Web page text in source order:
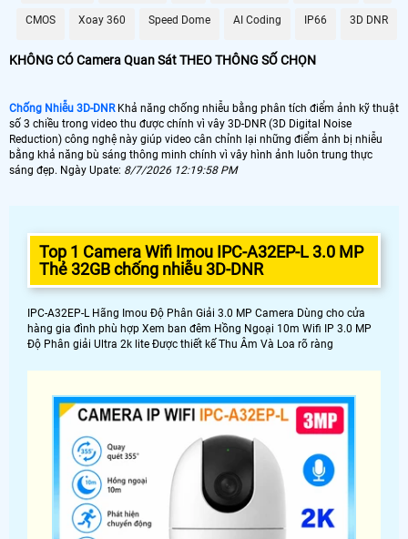
CMOS Xoay 360 Speed Dome AI Coding IP66 3D DNR
KHÔNG CÓ Camera Quan Sát THEO THÔNG SỐ CHỌN
Chống Nhiễu 3D-DNRKhả năng chống nhiễu bằng phân tích điểm ảnh kỹ thuật
số 3 chiều trong video thu được chính vì vây 3D-DNR (3D Digital Noise
Reduction) công nghệ này giúp video cân chỉnh lại những điểm ảnh bị nhiễu
bằng khả năng bù sáng thông minh chính vì vây hình ảnh luôn trung thực
sáng đẹp. Ngày Upate: 8/7/2026 12:19:58 PM
Top 1 Camera Wifi Imou IPC-A32EP-L 3.0 MP
Thẻ 32GB chống nhiễu 3D-DNR
IPC-A32EP-L Hãng Imou Độ Phân Giải 3.0 MP Camera Dùng cho cửa
hàng gia đình phù hợp Xem ban đêm Hồng Ngoại 10m Wifi IP 3.0 MP
Độ Phân giải Ultra 2k lite Được thiết kế Thu Âm Và Loa rõ ràng